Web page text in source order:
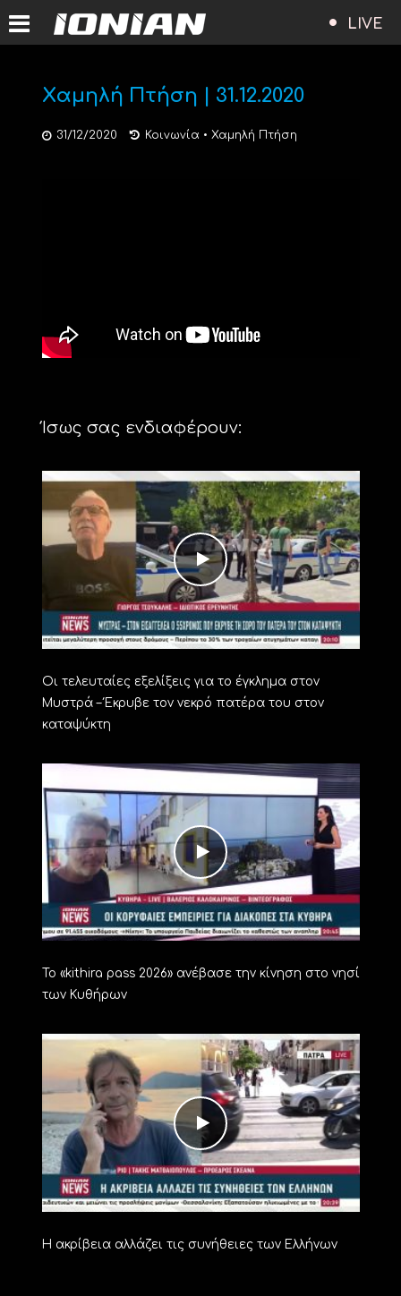
LIVE
Xαμηλή Πτήση | 31.12.2020
31/12/2020 Κοινωνία • Χαμηλή Πτήση
Ίσως σας ενδιαφέρουν:
Οι τελευταίες εξελίξεις για το έγκλημα στον
Μυστρά – Έκρυβε τον νεκρό πατέρα του στον
καταψύκτη
Το «kithira pass 2026» ανέβασε την κίνηση στο νησί
των Κυθήρων
Η ακρίβεια αλλάζει τις συνήθειες των Ελλήνων